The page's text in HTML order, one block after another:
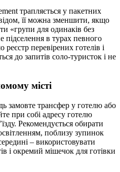
трапляється у пакетних
її можна зменшити, якщо
«групи для одинаків без
підселення в турах певного
перевірених готелів і
до запитів соло‑туристок і не
місті
замовте трансфер у готелю або
при собі адресу готелю
Рекомендується обирати
поблизу зупинок
– використовувати
і окремий мішечок для готівки